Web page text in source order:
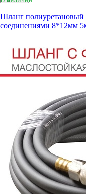
Шланг
соединениями 8*12мм